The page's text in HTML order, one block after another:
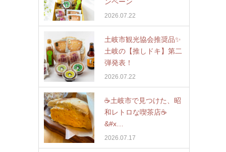
2026.07.22
土岐市観光協会推奨品✨
土岐の【推しドキ】第二
弾発表！
2026.07.22
☕️土岐市で見つけた、昭
和レトロな喫茶店☕
&#x…
2026.07.17